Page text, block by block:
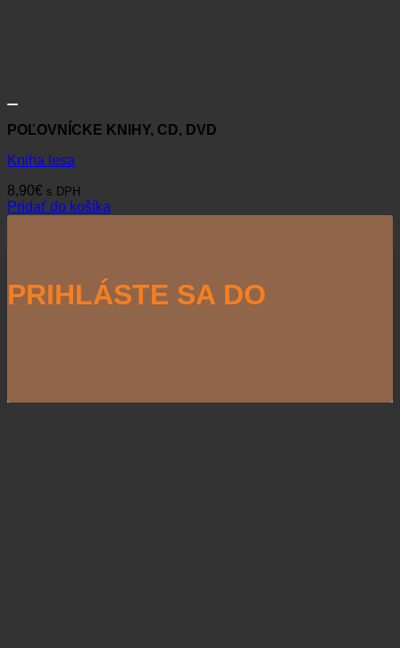
POĽOVNÍCKE KNIHY, CD, DVD
Kniha lesa
8,90€ s DPH
Pridať do košíka
PRIHLÁSTE SA DO